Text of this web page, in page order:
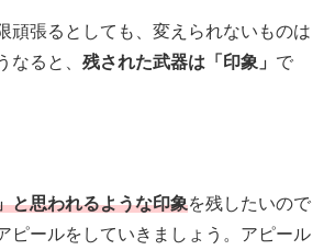
頑張るとしても、変えられないものは
なると、 残された武器は「印象」 で
と思われるような印象を残したいので
ピールをしていきましょう。アピール